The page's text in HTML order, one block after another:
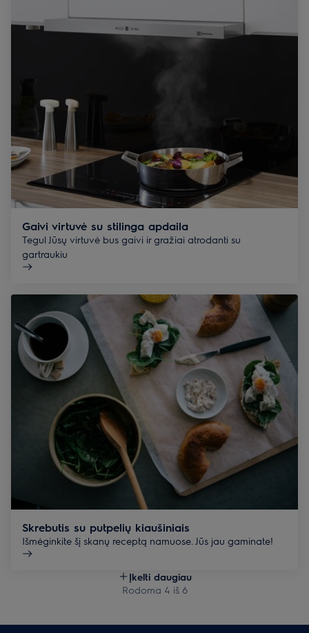
Gaivi virtuvė su stilinga apdaila
Tegul Jūsų virtuvė bus gaivi ir gražiai atrodanti su
gartraukiu
Skrebutis su putpelių kiaušiniais
Išmėginkite šį skanų receptą namuose. Jūs jau gaminate!
Rodoma 4 iš 6
Įkelti daugiau